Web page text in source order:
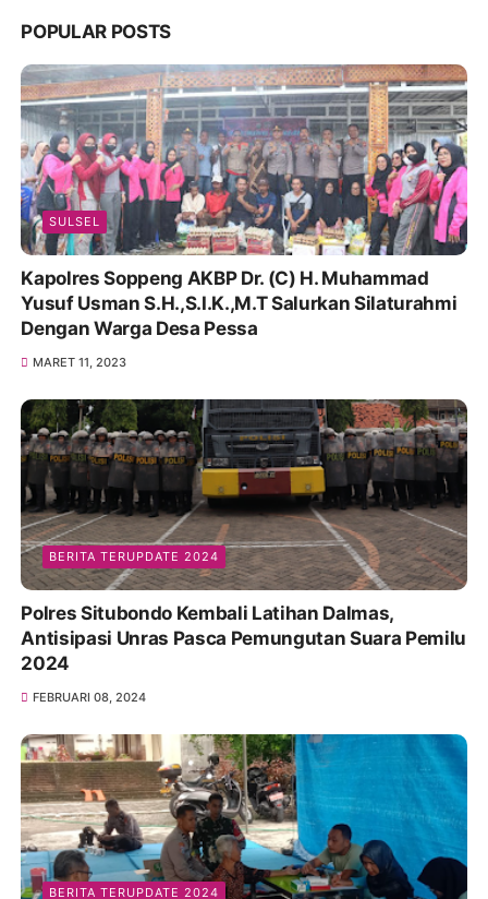
POPULAR POSTS
SULSEL
Kapolres Soppeng AKBP Dr. (C) H. Muhammad
Yusuf Usman S.H.,S.I.K.,M.T Salurkan Silaturahmi
Dengan Warga Desa Pessa
MARET 11, 2023
BERITA TERUPDATE 2024
Polres Situbondo Kembali Latihan Dalmas,
Antisipasi Unras Pasca Pemungutan Suara Pemilu
2024
FEBRUARI 08, 2024
BERITA TERUPDATE 2024